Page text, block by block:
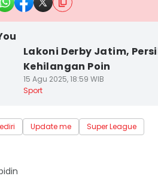
Lakoni Derby Jatim,
Kehilangan Poin
15 Agu 2025, 18:59 WIB
Sport
Update me Super League